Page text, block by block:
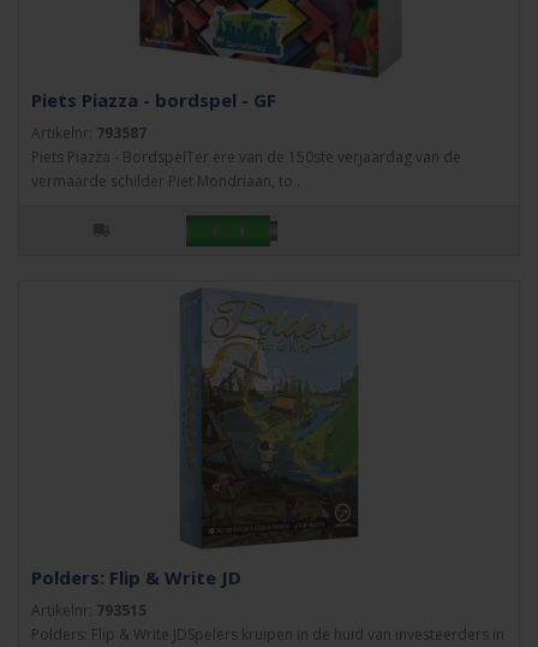
Piets Piazza - bordspel - GF
Artikelnr: 793587
Piets Piazza - BordspelTer ere van de 150ste verjaardag van de
vermaarde schilder Piet Mondriaan, to..
Polders: Flip & Write JD
Artikelnr: 793515
Polders: Flip & Write JDSpelers kruipen in de huid van investeerders in